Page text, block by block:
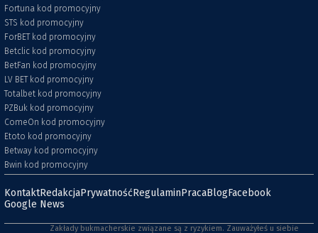
Fortuna kod promocyjny
STS kod promocyjny
ForBET kod promocyjny
Betclic kod promocyjny
BetFan kod promocyjny
LV BET kod promocyjny
Totalbet kod promocyjny
PZBuk kod promocyjny
ComeOn kod promocyjny
Etoto kod promocyjny
Betway kod promocyjny
Bwin kod promocyjny
KontaktRedakcjaPrywatnośćRegulaminPracaBlogFacebook
Google News
Zakłady bukmacherskie związane są z ryzykiem. Zauważyłeś u siebie